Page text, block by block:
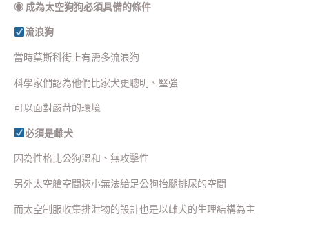
◉ 成為太空狗狗必須具備的條件
流浪狗
當時莫斯科街上有需多流浪狗
科學家們認為他們比家犬更聰明、堅強
可以面對嚴苛的環境
必須是雌犬
因為性格比公狗溫和、無攻擊性
另外太空艙空間狹小無法給足公狗抬腿排尿的空間
而太空制服收集排泄物的設計也是以雌犬的生理結構為主